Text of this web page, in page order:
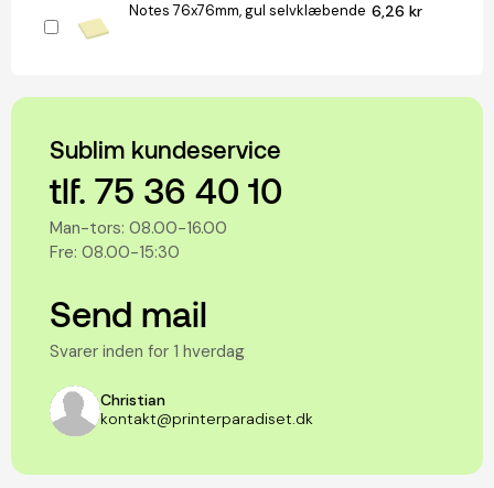
Notes 76x76mm, gul selvklæbende 6,26 kr
Sublim kundeservice
tlf. 75 36 40 10
Man-tors: 08.00-16.00
Fre: 08.00-15:30
Send mail
Svarer inden for 1 hverdag
Christian
kontakt@printerparadiset.dk